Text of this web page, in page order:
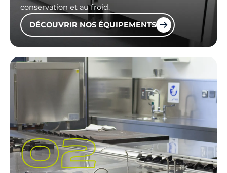
conservation et au froid.
DÉCOUVRIR NOS ÉQUIPEMENTS